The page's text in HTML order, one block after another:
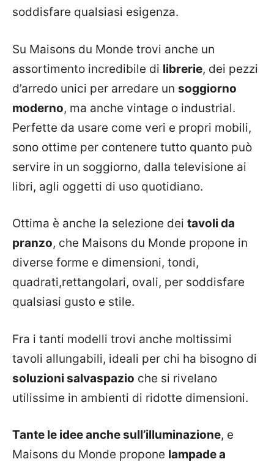
soddisfare qualsiasi esigenza.
Su Maisons du Monde trovi anche un
assortimento incredibile di librerie, dei pezzi
d’arredo unici per arredare un soggiorno
moderno, ma anche vintage o industrial.
Perfette da usare come veri e propri mobili,
sono ottime per contenere tutto quanto può
servire in un soggiorno, dalla televisione ai
libri, agli oggetti di uso quotidiano.
Ottima è anche la selezione dei tavoli da
pranzo, che Maisons du Monde propone in
diverse forme e dimensioni, tondi,
quadrati,rettangolari, ovali, per soddisfare
qualsiasi gusto e stile.
Fra i tanti modelli trovi anche moltissimi
tavoli allungabili, ideali per chi ha bisogno di
soluzioni salvaspazio che si rivelano
utilissime in ambienti di ridotte dimensioni.
Tante le idee anche sull’illuminazione, e
Maisons du Monde propone lampade a